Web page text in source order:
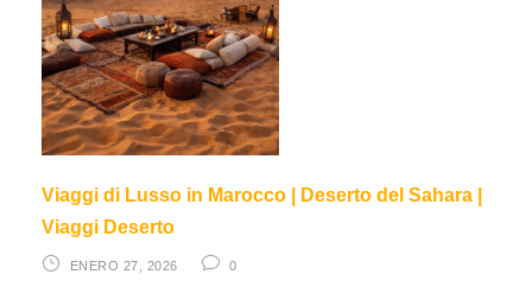
Viaggi di Lusso in Marocco | Deserto del Sahara |
Viaggi Deserto
ENERO 27, 2026 0